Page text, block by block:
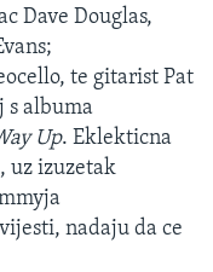
Dave Douglas,
te gitarist Pat
s albuma
Up. Eklekticna
uz izuzetak
nadaju da ce